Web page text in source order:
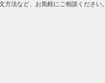
法など、お気軽にご相談ください。